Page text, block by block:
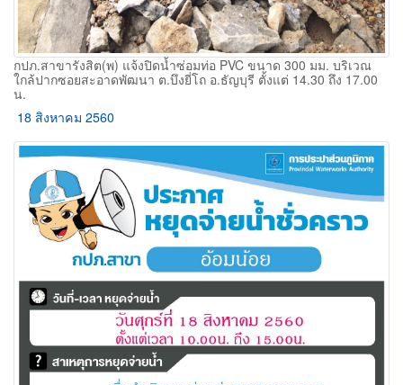
กปภ.สาขารังสิต(พ) แจ้งปิดน้ำซ่อมท่อ PVC ขนาด 300 มม. บริเวณ
ใกล้ปากซอยสะอาดพัฒนา ต.บึงยี่โถ อ.ธัญบุรี ตั้งแต่ 14.30 ถึง 17.00
น.
18 สิงหาคม 2560